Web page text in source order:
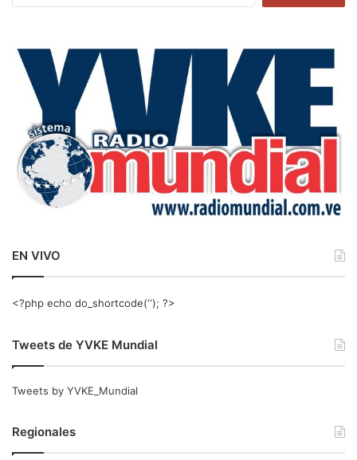
a
EN VIVO
<?php echo do_shortcode(‘‘); ?>
Tweets de YVKE Mundial
Tweets by YVKE_Mundial
Regionales